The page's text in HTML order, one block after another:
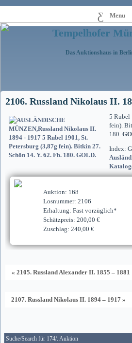
Menu
Tempelhofer
Das Auktionshaus in
2106. Russland Nikolaus II.
5 Rubel
fein).
180.
Index:
Auktion: 168
Losnummer: 2106
Erhaltung: Fast vorzüglich*
Schätzpreis: 200,00 €
Zuschlag: 240,00 €
« 2105. Russland Alexander II. 1855 – 1881
2107. Russland Nikolaus II. 1894 – 1917 »
Suche/Search für 174/. Auktion